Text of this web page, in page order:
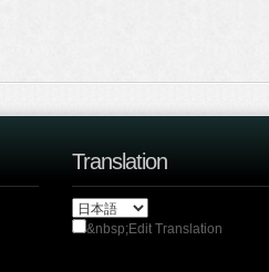
Translation
&nbsp;Edit Translation